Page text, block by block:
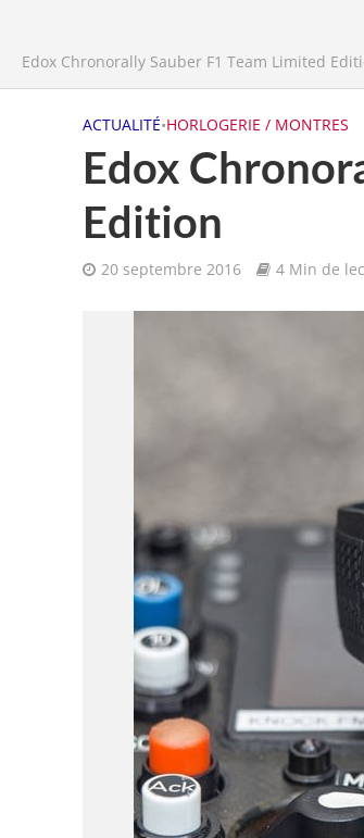
Edox Chronorally Sauber F1 Team Limited
ACTUALITÉ•HORLOGERIE / MONTRES
Edox
Edition
20 septembre 2016 4 Min de